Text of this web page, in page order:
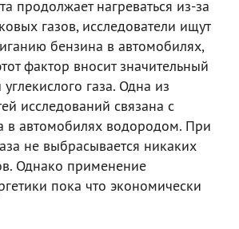
продолжает нагреваться из-за
газов, исследователи ищут
бензина в автомобилях,
фактор вносит значительный
газа. Одна из
исследований связана с
в автомобилях водородом. При
не выбрасывается никаких
Однако применение
пока что экономически